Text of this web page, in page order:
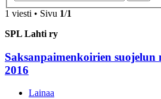
1 viesti • Sivu 1/1
SPL Lahti ry
Saksanpaimenkoirien
2016
Lainaa